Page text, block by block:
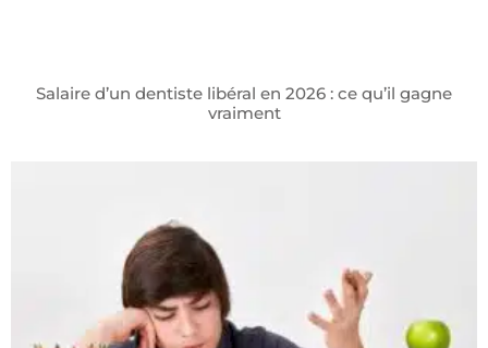
Salaire d’un dentiste libéral en 2026 : ce qu’il gagne
vraiment